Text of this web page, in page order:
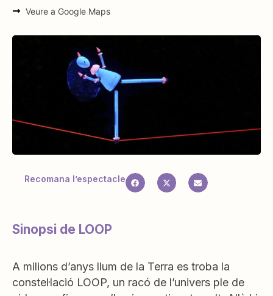
Veure a Google Maps
Recomana l’espectacle
Sinopsi de LOOP
A milions d’anys llum de la Terra es troba la
constel·lació LOOP, un racó de l’univers ple de